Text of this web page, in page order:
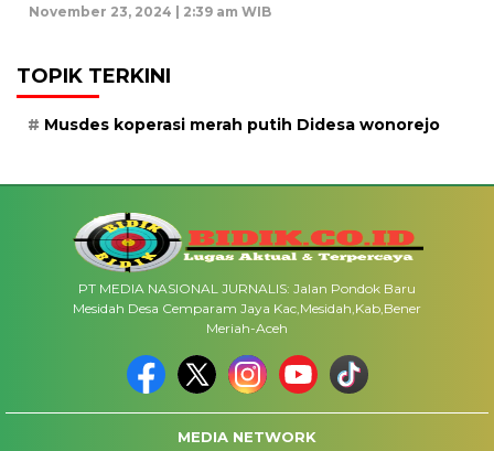
November 23, 2024 | 2:39 am WIB
TOPIK TERKINI
Musdes koperasi merah putih Didesa wonorejo
PT MEDIA NASIONAL JURNALIS: Jalan Pondok Baru
Mesidah Desa Cemparam Jaya Kac,Mesidah,Kab,Bener
Meriah-Aceh
MEDIA NETWORK